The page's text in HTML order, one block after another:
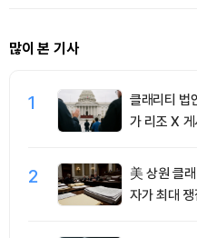
많이 본 기사
1
클래리티 법
가 리조 X 게
2
美 상원 클
자가 최대 쟁